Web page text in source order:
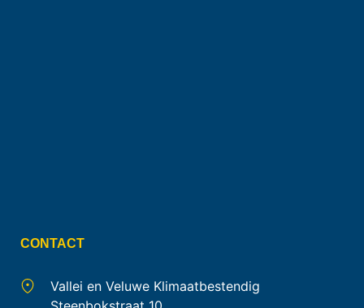
CONTACT
Vallei en Veluwe Klimaatbestendig